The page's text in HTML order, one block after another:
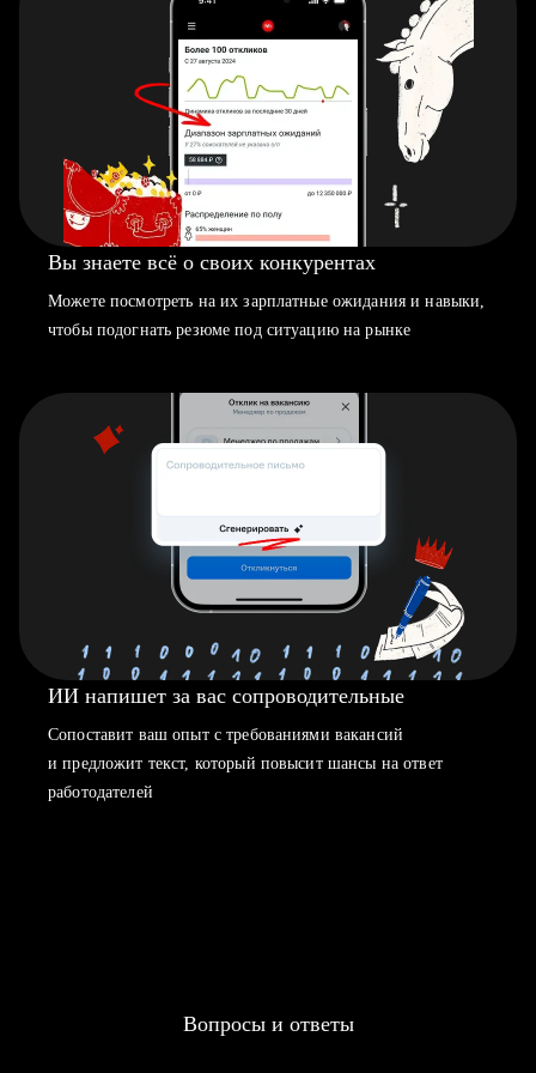
Вы знаете всё о своих конкурентах
Можете посмотреть на их зарплатные ожидания и навыки,
чтобы подогнать резюме под ситуацию на рынке
ИИ напишет за вас сопроводительные
Сопоставит ваш опыт с требованиями вакансий
и предложит текст, который повысит шансы на ответ
работодателей
Вопросы и ответы